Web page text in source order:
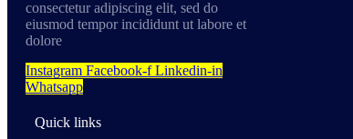
consectetur adipiscing elit, sed do
eiusmod tempor incididunt ut labore et
dolore
Instagram Facebook-f Linkedin-in
Whatsapp
Quick links